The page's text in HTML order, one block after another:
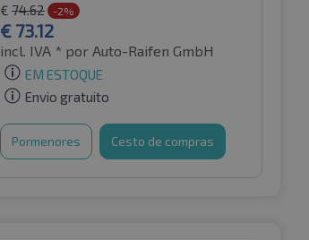
€ 74.62 -2%
€ 73.12
incl. IVA * por Auto-Raifen GmbH
EM ESTOQUE
Envio gratuito
Pormenores Cesto de compras